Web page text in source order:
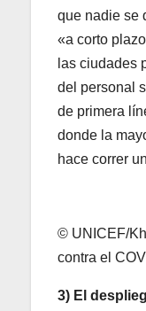
que nadie se
«a corto
las ciudades
del personal
de primera
donde la
hace correr
© UNICEF/
contra el
3) El